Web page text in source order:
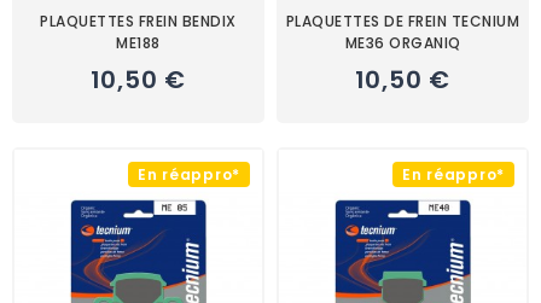
PLAQUETTES FREIN BENDIX
ME188
10,50 €
PLAQUETTES DE FREIN TECNIUM
ME36 ORGANIQ
10,50 €
En réappro* En réappro*